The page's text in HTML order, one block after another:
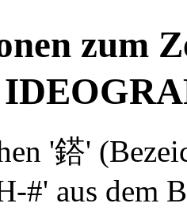
zum
'鎝'
#' aus dem